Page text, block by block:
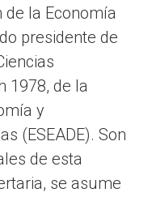
de la Economía
presidente de
1978, de la
y
(ESEADE). Son
de esta
se asume